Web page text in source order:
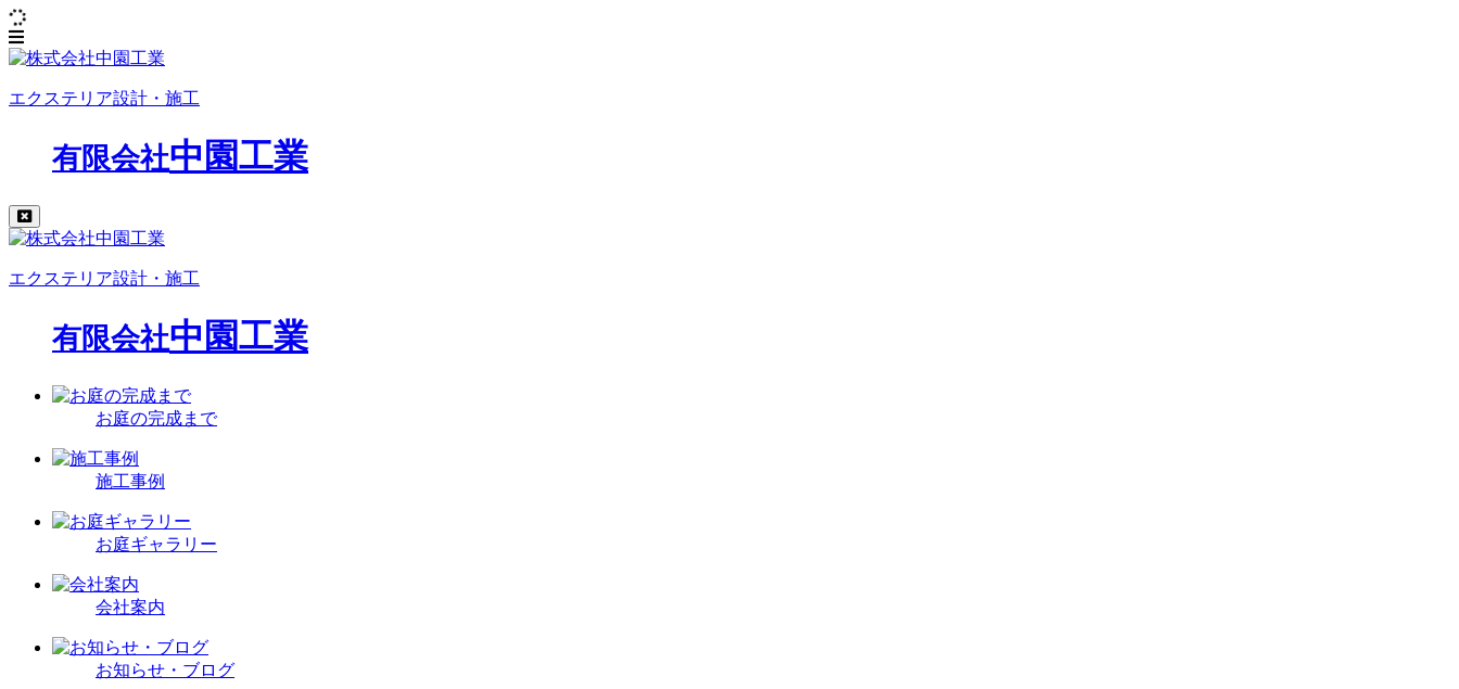
エクステリア設計・施工
有限会社中園工業
エクステリア設計・施工
有限会社中園工業
お庭の完成まで
施工事例
お庭ギャラリー
会社案内
お知らせ・ブログ